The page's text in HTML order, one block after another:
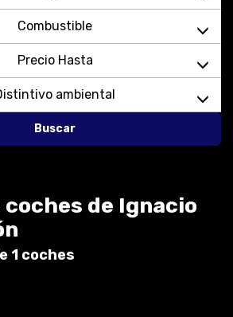
Combustible
Precio Hasta
ambiental
Buscar
de Ignacio
1 coches